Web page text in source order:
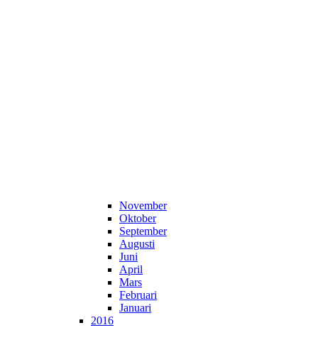
November
Oktober
September
Augusti
Juni
April
Mars
Februari
Januari
2016